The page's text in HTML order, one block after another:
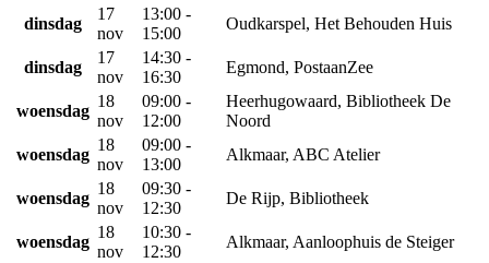
dinsdag
17
nov
13:00 -
15:00
Oudkarspel, Het Behouden Huis
dinsdag
17
nov
14:30 -
16:30
Egmond, PostaanZee
woensdag
18
nov
09:00 -
12:00
Heerhugowaard, Bibliotheek De
Noord
woensdag
18
nov
09:00 -
13:00
Alkmaar, ABC Atelier
woensdag
18
nov
09:30 -
12:30
De Rijp, Bibliotheek
woensdag
18
nov
10:30 -
12:30
Alkmaar, Aanloophuis de Steiger